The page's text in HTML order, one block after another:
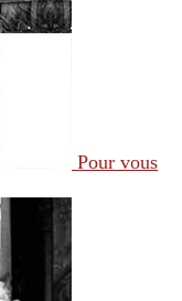
Pour vous